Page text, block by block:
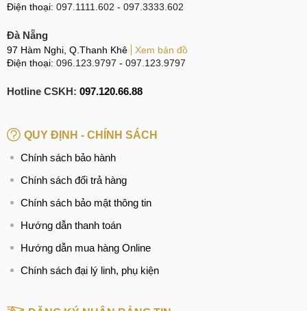
Điện thoại: 097.1111.602 - 097.3333.602
Đà Nẵng
97 Hàm Nghi, Q.Thanh Khê
Xem bản đồ
Điện thoại: 096.123.9797 - 097.123.9797
Hotline CSKH: 097.120.66.88
QUY ĐỊNH - CHÍNH SÁCH
Chính sách bảo hành
Chính sách đổi trả hàng
Chính sách bảo mật thông tin
Hướng dẫn thanh toán
Hướng dẫn mua hàng Online
Chính sách đại lý linh, phụ kiện